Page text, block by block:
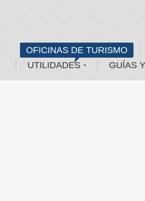
OFICINAS DE TURISMO
UTILIDADES
GUÍAS